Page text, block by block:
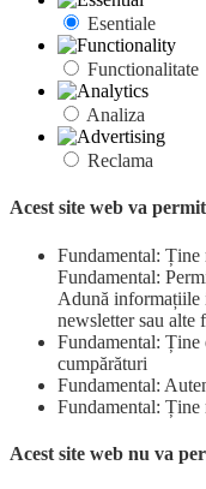
Esentiale
Functionalitate
Analiza
Reclama
Acest site web va
Fundamental:
Fundamental:
Adună informațiile
newsletter sau alte
Fundamental: Ține
cumpărături
Fundamental:
Fundamental: Ține
Acest site web nu va